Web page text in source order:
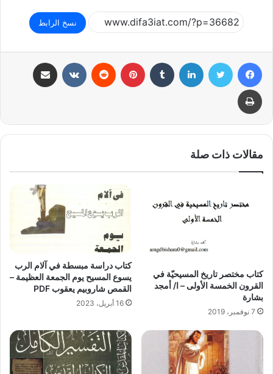
نسخ الرابط
فيسبوك تويتر لينكدإن بينتيريست
طباعة
مقالات ذات صلة
كتاب مختصر تاريخ المسيحيّة في
القرون الخمسة الأولى – ا/ أمجد
بشارة
7 نوفمبر، 2019
كتاب دراسة مبسطة في آلام الرب
يسوع المسيح يوم الجمعة العظيمة –
القمص شاروبيم يعقوب PDF
16 أبريل، 2023